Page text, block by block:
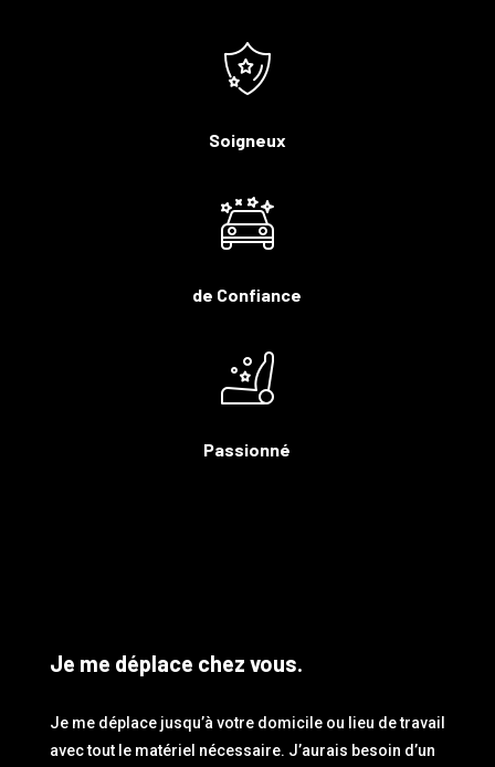
Soigneux
de Confiance
Passionné
Je me déplace chez vous.
Je me déplace jusqu’à votre domicile ou lieu de travail
avec tout le matériel nécessaire. J’aurais besoin d’un